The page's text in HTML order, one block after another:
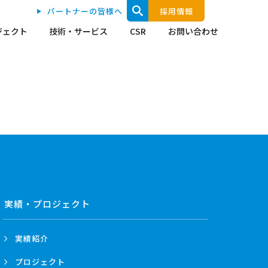
クト 技術・サービス CSR お問い合わせ
パートナーの皆様へ 採用情報
実績・プロジェクト
実績紹介
プロジェクト